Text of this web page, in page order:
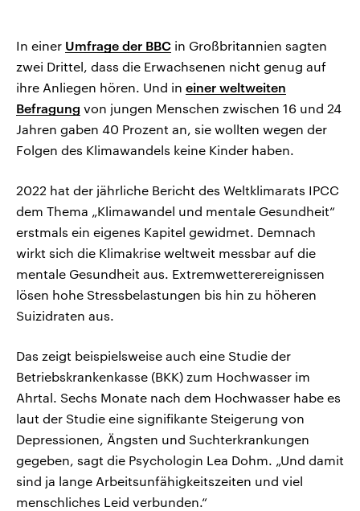
In einer Umfrage der BBC in Großbritannien sagten
zwei Drittel, dass die Erwachsenen nicht genug auf
ihre Anliegen hören. Und in einer weltweiten
Befragung von jungen Menschen zwischen 16 und 24
Jahren gaben 40 Prozent an, sie wollten wegen der
Folgen des Klimawandels keine Kinder haben.
2022 hat der jährliche Bericht des Weltklimarats IPCC
dem Thema „Klimawandel und mentale Gesundheit“
erstmals ein eigenes Kapitel gewidmet. Demnach
wirkt sich die Klimakrise weltweit messbar auf die
mentale Gesundheit aus. Extremwetterereignissen
lösen hohe Stressbelastungen bis hin zu höheren
Suizidraten aus.
Das zeigt beispielsweise auch eine Studie der
Betriebskrankenkasse (BKK) zum Hochwasser im
Ahrtal. Sechs Monate nach dem Hochwasser habe es
laut der Studie eine signifikante Steigerung von
Depressionen, Ängsten und Suchterkrankungen
gegeben, sagt die Psychologin Lea Dohm. „Und damit
sind ja lange Arbeitsunfähigkeitszeiten und viel
menschliches Leid verbunden.“